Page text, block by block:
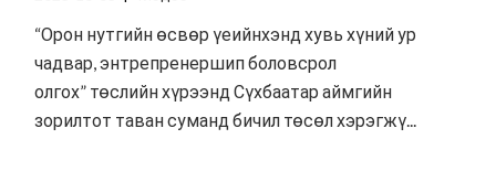
“Орон нутгийн өсвөр үеийнхэнд хувь хүний ур
чадвар, энтрепренершип боловсрол
олгох” төслийн хүрээнд Сүхбаатар аймгийн
зорилтот таван суманд бичил төсөл хэрэгжү...